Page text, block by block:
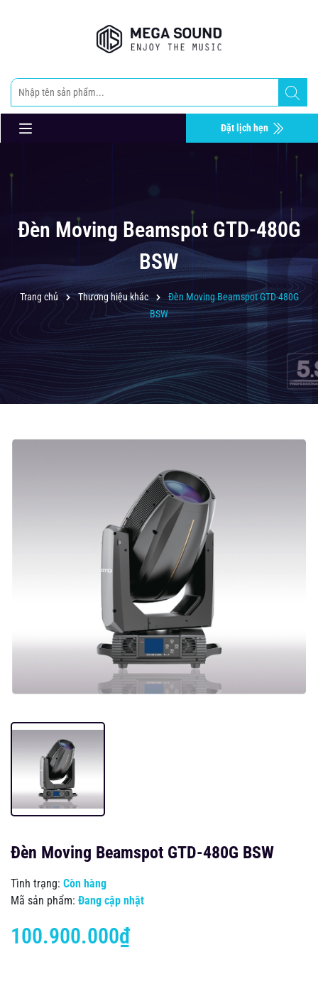
Đặt lịch hẹn
Đèn Moving Beamspot GTD-480G
BSW
Trang chủ Thương hiệu khác
Đèn Moving Beamspot GTD-480G
BSW
Đèn Moving Beamspot GTD-480G BSW
Tình trạng: Còn hàng
Mã sản phẩm: Đang cập nhật
100.900.000₫